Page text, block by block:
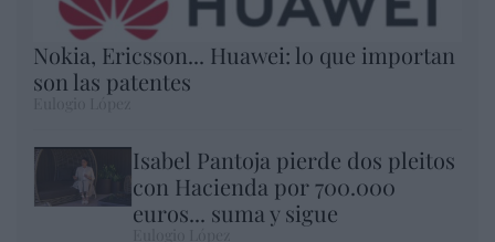
Nokia, Ericsson... Huawei: lo que importan
son las patentes
Isabel Pantoja pierde dos pleitos
con Hacienda por 700.000
euros... suma y sigue